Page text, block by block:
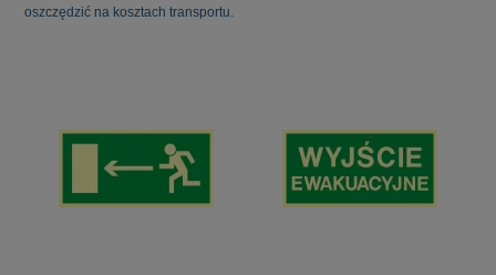
oszczędzić na kosztach transportu.